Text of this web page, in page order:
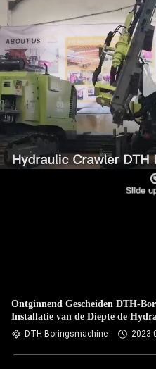
Ontginnend Gescheiden DTH-
Installatie van de Diepte de
DTH-Boringsmachine 2023-